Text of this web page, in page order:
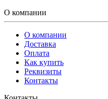
О компании
О компании
Доставка
Оплата
Как купить
Реквизиты
Контакты